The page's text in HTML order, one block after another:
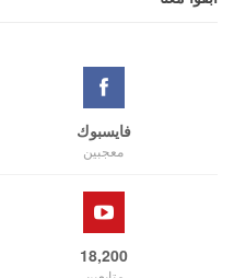
فايسبوك
معجبين
18,200